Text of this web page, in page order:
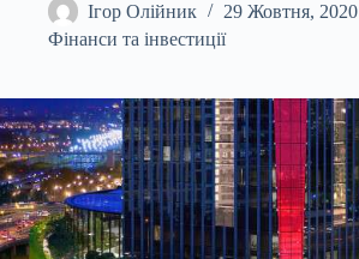
Ігор Олійник
29 Жовтня, 2020
Фінанси та інвестиції